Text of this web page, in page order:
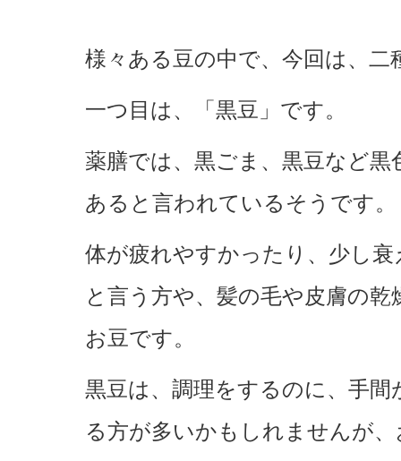
様々ある豆の中で、今回は、二
一つ目は、「黒豆」です。
薬膳では、黒ごま、黒豆など
あると言われているそうです。
体が疲れやすかったり、少し
と言う方や、髪の毛や皮膚の
お豆です。
黒豆は、調理をするのに、手
る方が多いかもしれませんが